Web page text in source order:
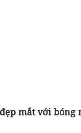
mắt với bóng